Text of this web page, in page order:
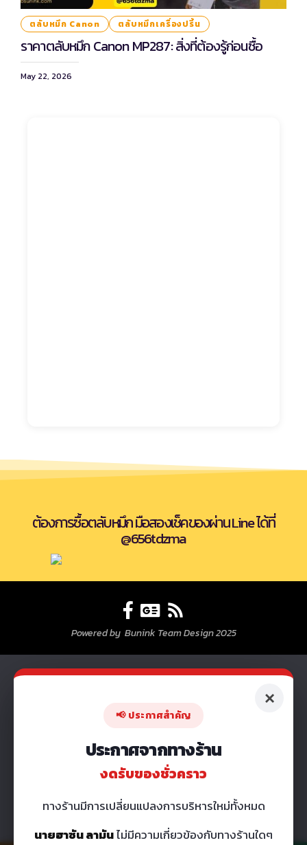
ตลับหมึก Canon ตลับหมึกเครื่องปริ้น
ราคาตลับหมึก Canon MP287: สิ่งที่ต้องรู้ก่อนซื้อ
May 22, 2026
ต้องการซื้อตลับหมึก มือสองเช็คของผ่าน Line ได้ที่
@656tdzma
Powered by Bunink Team Design 2025
×
📢 ประกาศสำคัญ
ประกาศจากทางร้าน
งดรับของชั่วคราว
ทางร้านมีการเปลี่ยนแปลงการบริหารใหม่ทั้งหมด
นายฮาซัน ลามันไม่มีความเกี่ยวข้องกับทางร้านใดๆ